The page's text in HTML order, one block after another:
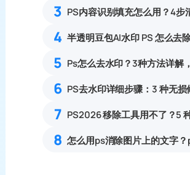
3
4
5
6
7
8